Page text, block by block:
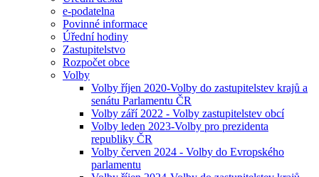
e-podatelna
Povinné informace
Úřední hodiny
Zastupitelstvo
Rozpočet obce
Volby
Volby říjen 2020-Volby do zastupitelstev krajů a
senátu Parlamentu ČR
Volby září 2022 - Volby zastupitelstev obcí
Volby leden 2023-Volby pro prezidenta
republiky ČR
Volby červen 2024 - Volby do Evropského
parlamentu